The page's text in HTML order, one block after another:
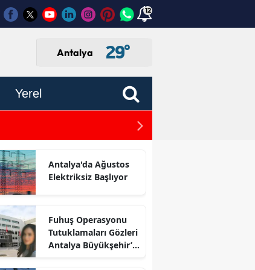
12
Antalya 29°
Yerel
Antalya ve 70 İlde
Antalya'da Ağustos
Elektriksiz Başlıyor
Fuhuş Operasyonu
Tutuklamaları Gözleri
Antalya Büyükşehir’e